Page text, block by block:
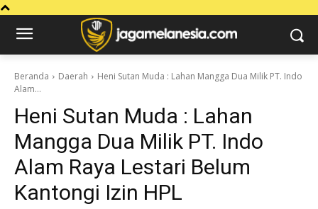
Beranda Daerah
Heni Sutan Muda : Lahan Mangga Dua Milik PT. Indo
Alam...
Heni Sutan Muda : Lahan
Mangga Dua Milik PT. Indo
Alam Raya Lestari Belum
Kantongi Izin HPL